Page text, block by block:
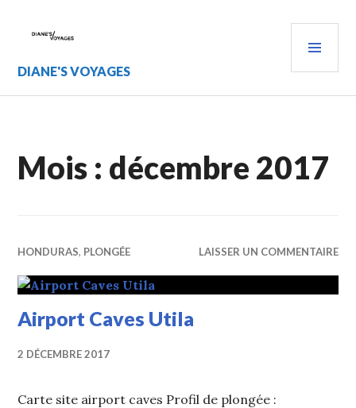
principal
DIANE'S VOYAGES
Mois : décembre 2017
HONDURAS, PLONGÉE LAISSER UN COMMENTAIRE
Airport Caves Utila
2 DÉCEMBRE 2017
Carte site airport caves Profil de plongée :